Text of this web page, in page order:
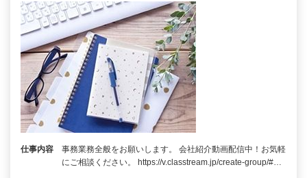
仕事内容
事務業務全般をお願いします。 会社紹介動画配信中！お気軽
にご相談ください。 https://v.classtream.jp/create-group/#…